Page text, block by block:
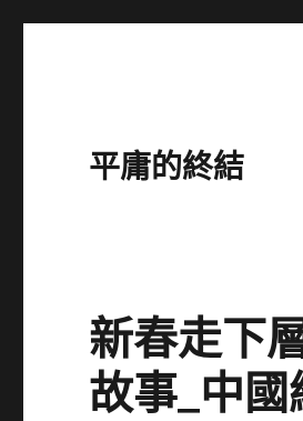
平庸的終結
新春走下
故事_中國